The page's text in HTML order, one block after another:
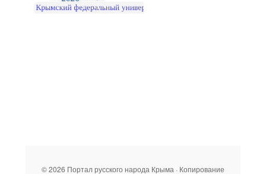
© 2026 Портал русского народа Крыма · Копирование